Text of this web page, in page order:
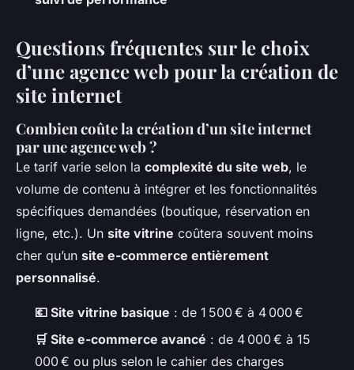
Questions fréquentes sur le choix
d’une agence web pour la création de
site internet
Combien coûte la création d’un site internet
par une agence web ?
Le tarif varie selon la complexité du site web, le
volume de contenu à intégrer et les fonctionnalités
spécifiques demandées (boutique, réservation en
ligne, etc.). Un site vitrine coûtera souvent moins
cher qu’un site e-commerce entièrement
personnalisé.
💶 Site vitrine basique : de 1 500 € à 4 000 €
🛒 Site e-commerce avancé : de 4 000 € à 15
000 € ou plus selon le cahier des charges